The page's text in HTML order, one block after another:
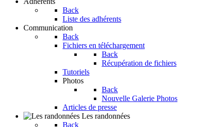
Back
Liste des adhérents
Communication
Back
Fichiers en téléchargement
Back
Récupération de fichiers
Tutoriels
Photos
Back
Nouvelle Galerie Photos
Articles de presse
Les randonnées
Back